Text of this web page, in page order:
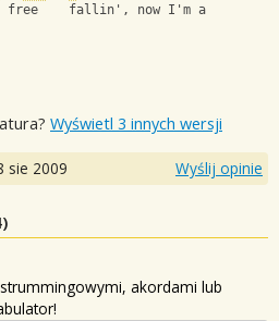
free    fallin', now I'm a
Wyświetl 3 innych wersji
sie 2009 Wyślij opinie
)
akordami lub